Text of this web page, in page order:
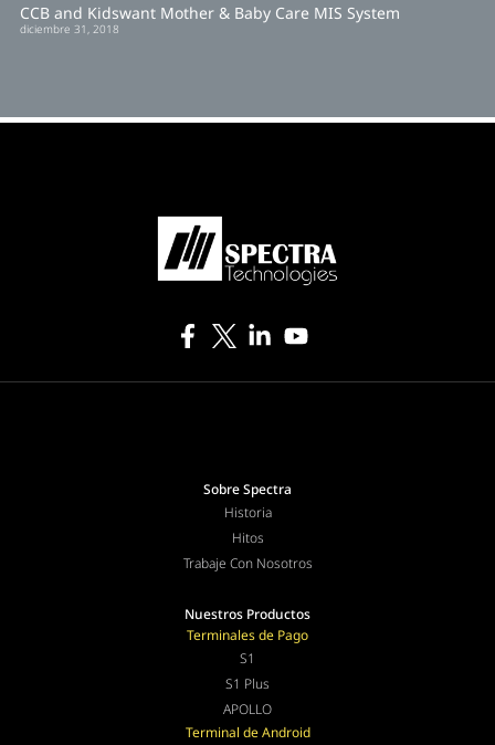
CCB and Kidswant Mother & Baby Care MIS System
diciembre 31, 2018
Sobre Spectra
Historia
Hitos
Trabaje Con Nosotros
Nuestros Productos
Terminales de Pago
S1
S1 Plus
APOLLO
Terminal de Android